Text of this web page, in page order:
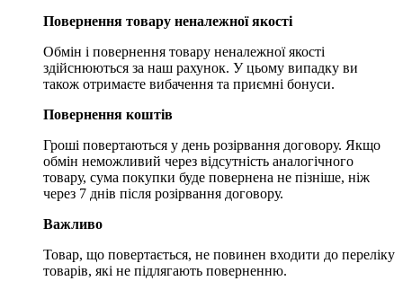
Повернення товару неналежної якості
Обмін і повернення товару неналежної якості
здійснюються за наш рахунок. У цьому випадку ви
також отримаєте вибачення та приємні бонуси.
Повернення коштів
Гроші повертаються у день розірвання договору. Якщо
обмін неможливий через відсутність аналогічного
товару, сума покупки буде повернена не пізніше, ніж
через 7 днів після розірвання договору.
Важливо
Товар, що повертається, не повинен входити до переліку
товарів, які не підлягають поверненню.